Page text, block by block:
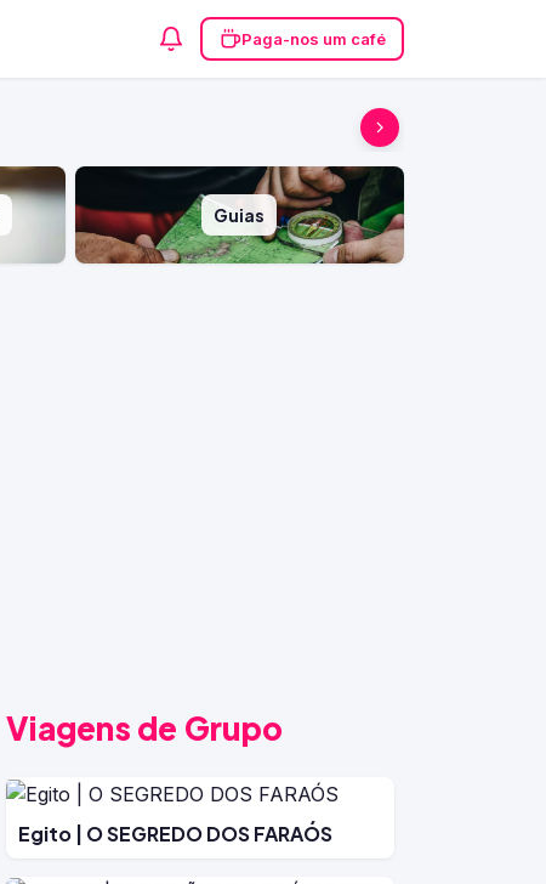
Paga-nos um café
Guias
Viagens de Grupo
Egito | O SEGREDO DOS FARAÓS